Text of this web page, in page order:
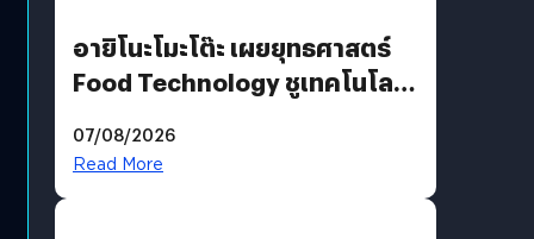
อายิโนะโมะโต๊ะ เผยยุทธศาสตร์
Food Technology ชูเทคโนโลยี
บริโภคและ B2B
07/08/2026
Read More